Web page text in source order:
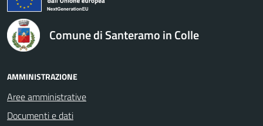
Comune di Santeramo in Colle
AMMINISTRAZIONE
Aree amministrative
Documenti e dati